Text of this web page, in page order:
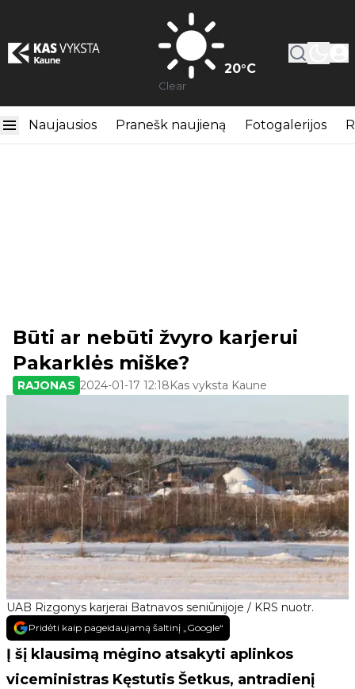
20°C
Clear
Naujausios Pranešk naujieną Fotogalerijos
UAB Rizgonys karjerai Batnavos seniūnijoje / KRS nuotr.
Būti ar nebūti žvyro karjerui
Pakarklės miške?
RAJONAS 2024-01-17 12:18Kas vyksta Kaune
Pridėti kaip pageidaujamą šaltinį „Google“
Į šį klausimą mėgino atsakyti aplinkos
viceministras Kęstutis Šetkus, antradienį